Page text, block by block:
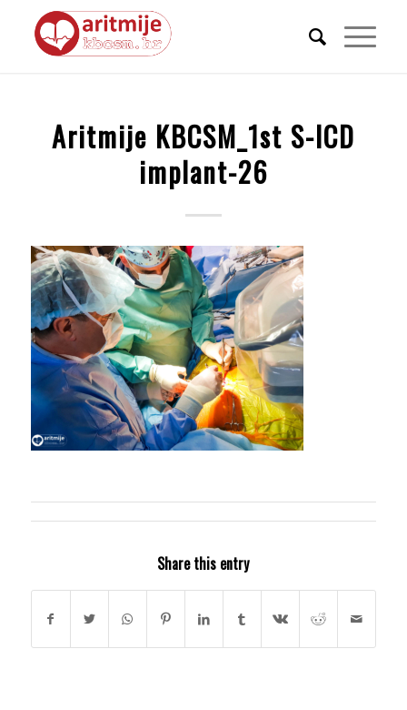
Aritmije KBCSM_1st S-ICD
implant-26
Share this entry